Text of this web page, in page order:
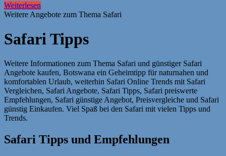
Weiterlesen
Weitere Angebote zum Thema Safari
Safari Tipps
Weitere Informationen zum Thema Safari und günstiger Safari
Angebote kaufen, Botswana ein Geheimtipp für naturnahen und
komfortablen Urlaub, weiterhin Safari Online Trends mit Safari
Vergleichen, Safari Angebote, Safari Tipps, Safari preiswerte
Empfehlungen, Safari günstige Angebot, Preisvergleiche und Safari
günstig Einkaufen. Viel Spaß bei den Safari mit vielen Tipps und
Trends.
Safari Tipps und Empfehlungen